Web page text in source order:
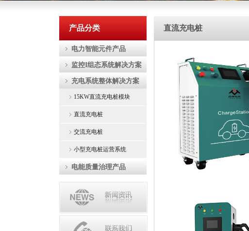
产品分类
电力智能元件产品
监控I组态系统解决方案
充电系统整体解决方案
15KW直流充电桩模块
直流充电桩
交流充电桩
小型充电桩运营系统
电能质量治理产品
直流充电桩